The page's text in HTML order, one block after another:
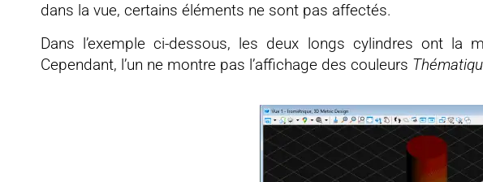
dans la vue, certains éléments ne sont pas affectés.
Dans l’exemple ci-dessous, les deux longs cylindres ont
Cependant, l’un ne montre pas l’affichage des couleurs